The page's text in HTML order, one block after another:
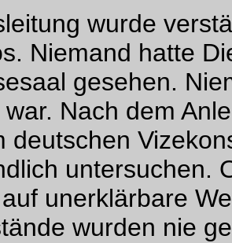
wurde
Niemand hatte
gesehen.
Nach dem
deutschen
untersuchen.
unerklärbare
wurden nie